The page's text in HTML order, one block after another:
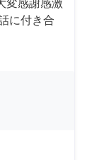
変感謝感激
に付き合